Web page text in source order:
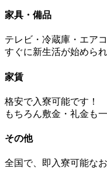
家具・備品
テレビ・冷蔵庫・エア
すぐに新生活が始められ
家賃
格安で入寮可能です！
もちろん敷金・礼金も
その他
全国で、即入寮可能な